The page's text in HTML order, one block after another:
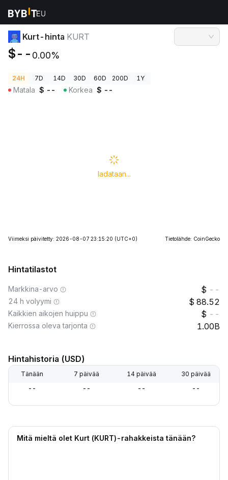
Kryptohinnat
Kurt-hinta KURT
$-- 0.00%
24H 7D 14D 30D 60D 200D 1Y
Matala $ -- Korkea $ --
ladataan...
Viimeksi päivitetty: 2026-08-07 23:15:20 (UTC+0) Tietolähde: CoinGecko
Hintatilastot
Markkina-arvo --
24 h volyymi 88.52
Kaikkien aikojen huippu --
Kierrossa oleva tarjonta 1.00B
Hintahistoria (USD)
Tänään 7 päivää 14 päivää 30 päivää
-- -- -- --
Mitä mieltä olet Kurt (KURT)-rahakkeista tänään?